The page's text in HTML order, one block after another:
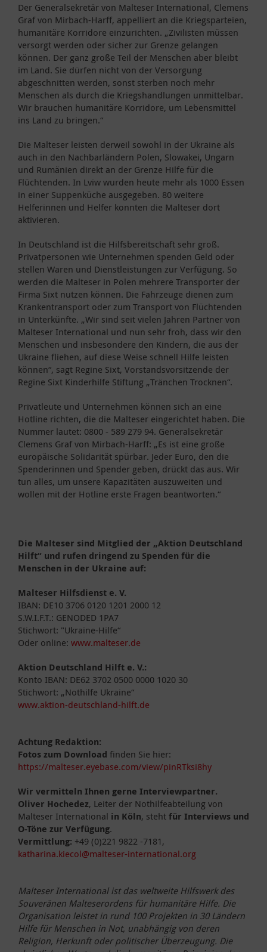
Der Generalsekretär von Malteser International, Clemens
Graf von Mirbach-Harff, appelliert an die Kriegsparteien,
humanitäre Korridore einzurichten. „Zivilisten müssen
versorgt werden oder sicher zur Grenze gelangen
können. Der ganz große Teil der Menschen aber bleibt
im Land. Sie dürfen nicht von der Versorgung
abgeschnitten werden, sonst sterben noch mehr
Menschen als durch die Kriegshandlungen unmittelbar.
Wir brauchen humanitäre Korridore, um Lebensmittel
ins Land zu bringen.“
Die Malteser leisten derweil sowohl in der Ukraine als
auch in den Nachbarländern Polen, Slowakei, Ungarn
und Rumänien direkt an der Grenze Hilfe für die
Flüchtenden. In Lviw wurden heute mehr als 1000 Essen
in einer Suppenküche ausgegeben. 80 weitere
Helferinnen und Helfer konnten die Malteser dort
aktivieren.
In Deutschland ist die Hilfsbereitschaft sehr groß.
Privatpersonen wie Unternehmen spenden Geld oder
stellen Waren und Dienstleistungen zur Verfügung. So
werden die Malteser in Polen mehrere Transporter der
Firma Sixt nutzen können. Die Fahrzeuge dienen zum
Krankentransport oder zum Transport von Flüchtenden
in Unterkünfte. „Wir sind seit vielen Jahren Partner von
Malteser International und nun sehr froh, dass wir den
Menschen und insbesondere den Kindern, die aus der
Ukraine fliehen, auf diese Weise schnell Hilfe leisten
können“, sagt Regine Sixt, Vorstandsvorsitzende der
Regine Sixt Kinderhilfe Stiftung „Tränchen Trocknen“.
Privatleute und Unternehmen können sich an eine
Hotline richten, die die Malteser eingerichtet haben. Die
Nummer lautet: 0800 - 589 279 94. Generalsekretär
Clemens Graf von Mirbach-Harff: „Es ist eine große
europäische Solidarität spürbar. Jeder Euro, den die
Spenderinnen und Spender geben, drückt das aus. Wir
tun alles, um unsere Kapazitäten auszuweiten und
wollen mit der Hotline erste Fragen beantworten.“
Die Malteser sind Mitglied der „Aktion Deutschland
Hilft“ und rufen dringend zu Spenden für die
Menschen in der Ukraine auf:
Malteser Hilfsdienst e. V.
IBAN: DE10 3706 0120 1201 2000 12
S.W.I.F.T.: GENODED 1PA7
Stichwort: "Ukraine-Hilfe“
Oder online: www.malteser.de
Aktion Deutschland Hilft e. V.:
Konto IBAN: DE62 3702 0500 0000 1020 30
Stichwort: „Nothilfe Ukraine“
www.aktion-deutschland-hilft.de
Achtung Redaktion:
Fotos zum Download finden Sie hier:
https://malteser.eyebase.com/view/pinRTksi8hy
Wir vermitteln Ihnen gerne Interviewpartner.
Oliver Hochedez, Leiter der Nothilfeabteilung von
Malteser International in Köln, steht für Interviews und
O-Töne zur Verfügung.
Vermittlung: +49 (0)221 9822 -7181,
katharina.kiecol@malteser-international.org
Malteser International ist das weltweite Hilfswerk des
Souveränen Malteserordens für humanitäre Hilfe. Die
Organisation leistet in rund 100 Projekten in 30 Ländern
Hilfe für Menschen in Not, unabhängig von deren
Religion, Herkunft oder politischer Überzeugung. Die